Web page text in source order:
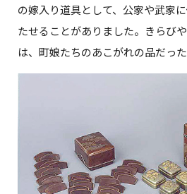
の嫁入り道具として、公家や武家
たせることがありました。きらび
は、町娘たちのあこがれの品だった